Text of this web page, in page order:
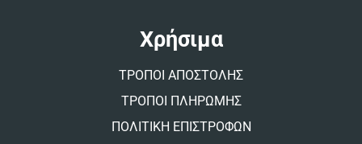
Χρήσιμα
ΤΡΟΠΟΙ ΑΠΟΣΤΟΛΗΣ
ΤΡΟΠΟΙ ΠΛΗΡΩΜΗΣ
ΠΟΛΙΤΙΚΗ ΕΠΙΣΤΡΟΦΩΝ